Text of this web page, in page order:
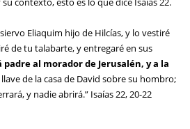
Eliaquim hijo de Hilcías, y lo vestiré
de tu talabarte, y entregaré en sus
padre al morador de Jerusalén, y a la
de la casa de David sobre su hombro;
y nadie abrirá.” Isaías 22, 20-22